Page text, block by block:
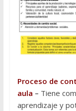
Proceso de
aula – Tiene
aprendizaje y